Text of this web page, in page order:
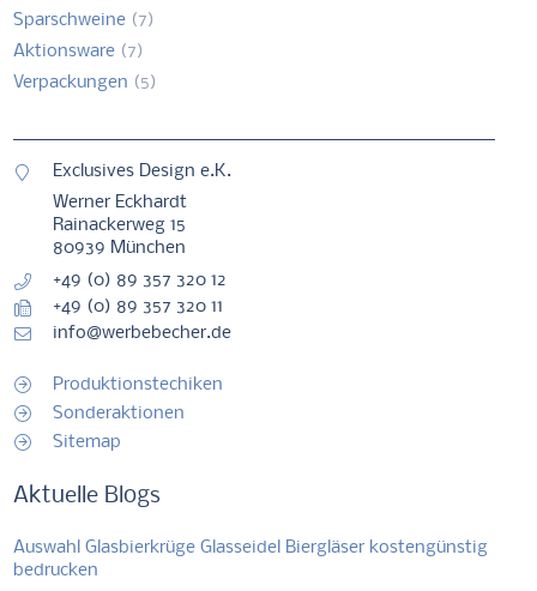
Sparschweine (7)
Aktionsware (7)
Verpackungen (5)
Exclusives Design e.K.
Werner Eckhardt
Rainackerweg 15
80939 München
+49 (0) 89 357 320 12
+49 (0) 89 357 320 11
info@werbebecher.de
Produktionstechiken
Sonderaktionen
Sitemap
Aktuelle Blogs
Auswahl Glasbierkrüge Glasseidel Biergläser kostengünstig
bedrucken